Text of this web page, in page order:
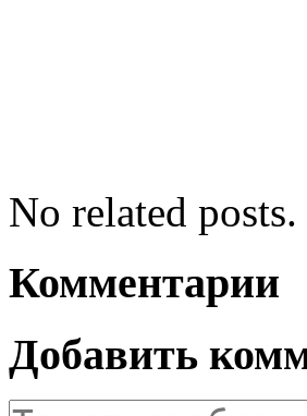
No related posts.
Комментарии
Добавить